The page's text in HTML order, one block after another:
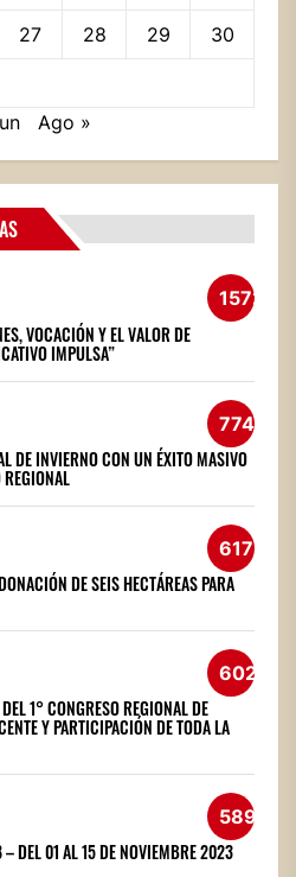
27 28 29 30
Ago »
1572
VOCACIÓN Y EL VALOR DE
IMPULSA”
774
DE INVIERNO CON UN ÉXITO MASIVO
617
DE SEIS HECTÁREAS PARA
602
1° CONGRESO REGIONAL DE
Y PARTICIPACIÓN DE TODA LA
589
DEL 01 AL 15 DE NOVIEMBRE 2023